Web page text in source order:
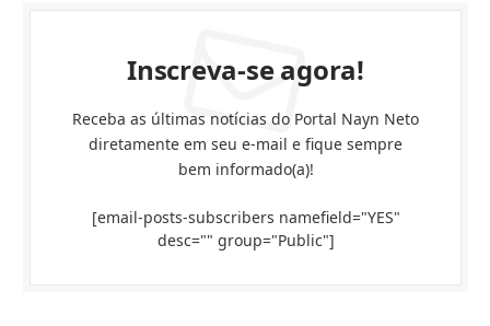
Inscreva-se agora!
Receba as últimas notícias do Portal Nayn Neto
diretamente em seu e-mail e fique sempre
bem informado(a)!
[email-posts-subscribers namefield="YES"
desc="" group="Public"]